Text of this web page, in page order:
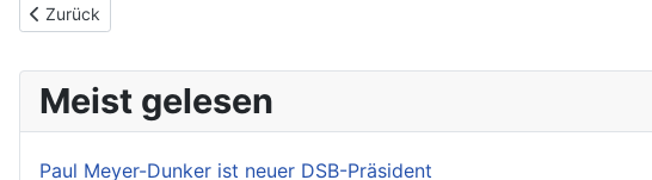
Vorheriger Beitrag: Berliner Seniorenmeisterschaften 2017
Zurück
Meist gelesen
Paul Meyer-Dunker ist neuer DSB-Präsident